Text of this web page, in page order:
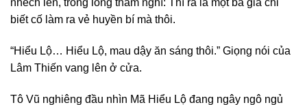
nhếch lên, trong lòng thầm nghĩ: Thì ra là một bà già chỉ
biết cố làm ra vẻ huyền bí mà thôi.
“Hiểu Lộ… Hiểu Lộ, mau dậy ăn sáng thôi.” Giọng nói của
Lâm Thiến vang lên ở cửa.
Tô Vũ nghiêng đầu nhìn Mã Hiểu Lộ đang ngây ngô ngủ